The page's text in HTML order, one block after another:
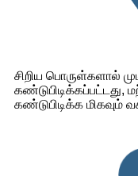
சிறிய பொருள்களால்
கண்டுபிடிக்கப்பட்டது,
கண்டுபிடிக்க மிகவும்